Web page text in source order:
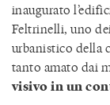
inaugurato
Feltrinelli, uno
urbanistico della
tanto amato dai
visivo in un